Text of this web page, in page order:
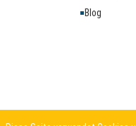
Blog